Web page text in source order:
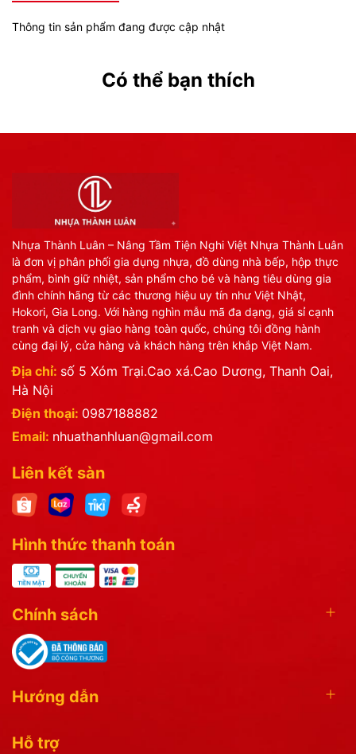
Thông tin sản phẩm đang được cập nhật
Có thể bạn thích
Nhựa Thành Luân – Nâng Tầm Tiện Nghi Việt Nhựa Thành Luân
là đơn vị phân phối gia dụng nhựa, đồ dùng nhà bếp, hộp thực
phẩm, bình giữ nhiệt, sản phẩm cho bé và hàng tiêu dùng gia
đình chính hãng từ các thương hiệu uy tín như Việt Nhật,
Hokori, Gia Long. Với hàng nghìn mẫu mã đa dạng, giá sỉ cạnh
tranh và dịch vụ giao hàng toàn quốc, chúng tôi đồng hành
cùng đại lý, cửa hàng và khách hàng trên khắp Việt Nam.
Địa chỉ: số 5 Xóm Trại.Cao xá.Cao Dương, Thanh Oai,
Hà Nội
Điện thoại: 0987188882
Email: nhuathanhluan@gmail.com
Liên kết sàn
Hình thức thanh toán
Chính sách
Hướng dẫn
Hỗ trợ